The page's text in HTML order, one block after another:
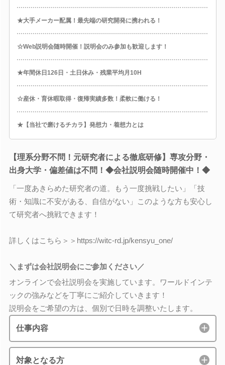
★大手メーカー配属！最先端の研究開発に携われる！
☆Web説明会随時開催！説明会のみ参加も歓迎します！
★年間休日126日・土日休み・残業平均月10H
☆産休・育休暇取得・復帰実績多数！柔軟に働ける！
★【当社で磨けるチカラ】発想力・着想力とは
【理系分野不問！元研究者による徹底研修】専攻分野・
出身大学・偏差値は不問！◆会社説明会随時開催中！◆
「一度あきらめた研究者の道。もう一度挑戦したい」「技
術・知識に不安がある、自信がない」このような方も安心し
て研究者へ挑戦できます！
詳しくはこちら＞＞https://witc-rd.jp/kensyu_one/
＼まずは会社説明会にご参加ください／
オンラインで会社説明会を実施しています。ワールドインテ
ックの強みなどを丁寧にご紹介していきます！
説明会をご希望の方は、個別で日時を調整いたします。
仕事内容
対象となる方